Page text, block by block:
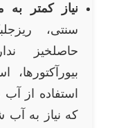
نیاز کمتر به
سنتی،
حاصلخیز
بیورآکتورها،
استفاده از
که نیاز به